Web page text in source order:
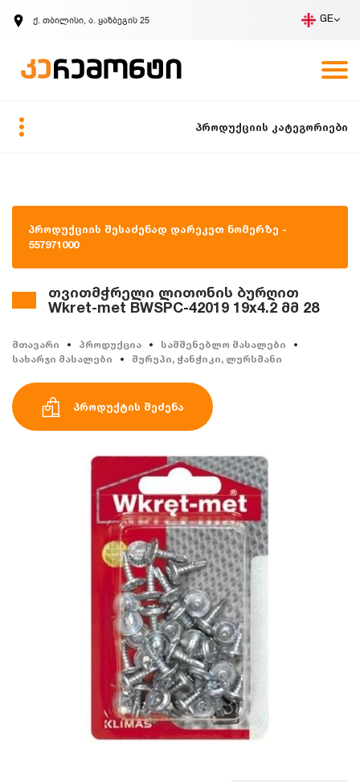
ქ. თბილისი, ა. ყაზბეგის 25 GE
ზარის მოთხოვნა
პროდუქციის კატეგორიები
პროდუქციის შესაძენად დარეკეთ ნომერზე -
557971000
თვითმჭრელი ლითონის ბურღით
Wkret-met BWSPC-42019 19x4.2 მმ 28
მთავარი პროდუქცია
სამშენებლო მასალები
სახარჯი მასალები
შურუპი, ჭანჭიკი, ლურსმანი
პროდუქტის შეძენა